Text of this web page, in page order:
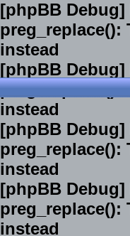
[phpBB Debug]
instead
[phpBB Debug]
preg_replace():
instead
[phpBB Debug]
instead
[phpBB Debug]
instead